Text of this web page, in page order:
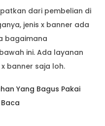
dari pembelian di
jenis x banner ada
bagaimana
ini. Ada layanan
banner saja loh.
Yang Bagus Pakai